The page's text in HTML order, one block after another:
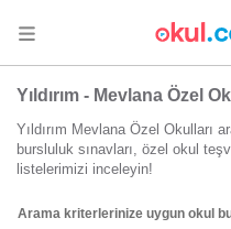
Yıldırım - Mevlana Özel
Yıldırım Mevlana Özel Okulları
bursluluk sınavları, özel okul
listelerimizi inceleyin!
Arama kriterlerinize uygun okul